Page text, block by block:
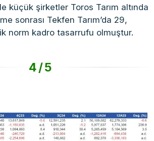
küçük şirketler Toros Tarım altında
sonrası Tekfen Tarım’da 29,
norm kadro tasarrufu olmuştur.
4/5